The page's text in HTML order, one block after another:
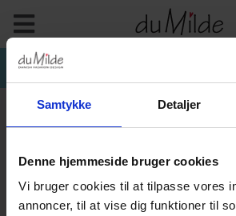
Samtykke Detaljer
Denne hjemmeside bruger cookies
Vi bruger cookies til at tilpasse vores
annoncer, til at vise dig funktioner til